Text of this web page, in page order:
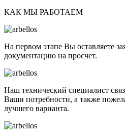
КАК МЫ РАБОТАЕМ
На первом этапе Вы оставляете
документацию на просчет.
Наш технический специалист
Ваши потребности, а также
лучшего варианта.